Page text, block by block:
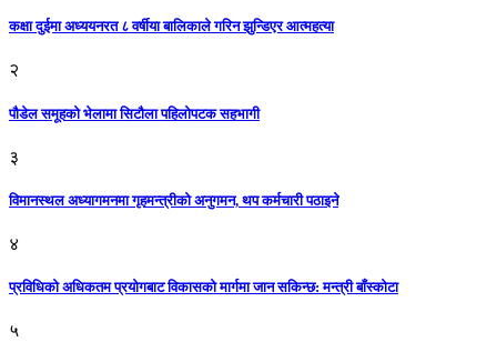
कक्षा दुईमा अध्ययनरत ८ वर्षीया बालिकाले गरिन झुन्डिएर आत्महत्या
२
पौडेल समूहको भेलामा सिटौला पहिलोपटक सहभागी
३
विमानस्थल अध्यागमनमा गृहमन्त्रीको अनुगमन, थप कर्मचारी पठाइने
४
प्रविधिको अधिकतम प्रयोगबाट विकासको मार्गमा जान सकिन्छ: मन्त्री बाँस्कोटा
५